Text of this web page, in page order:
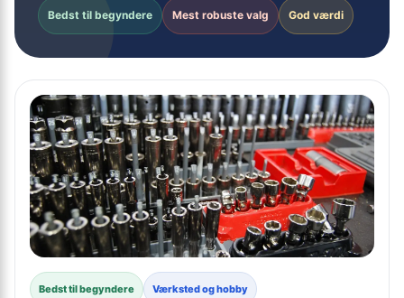
Bedst til begyndere Mest robuste valg God værdi
Bedst til begyndere Værksted og hobby